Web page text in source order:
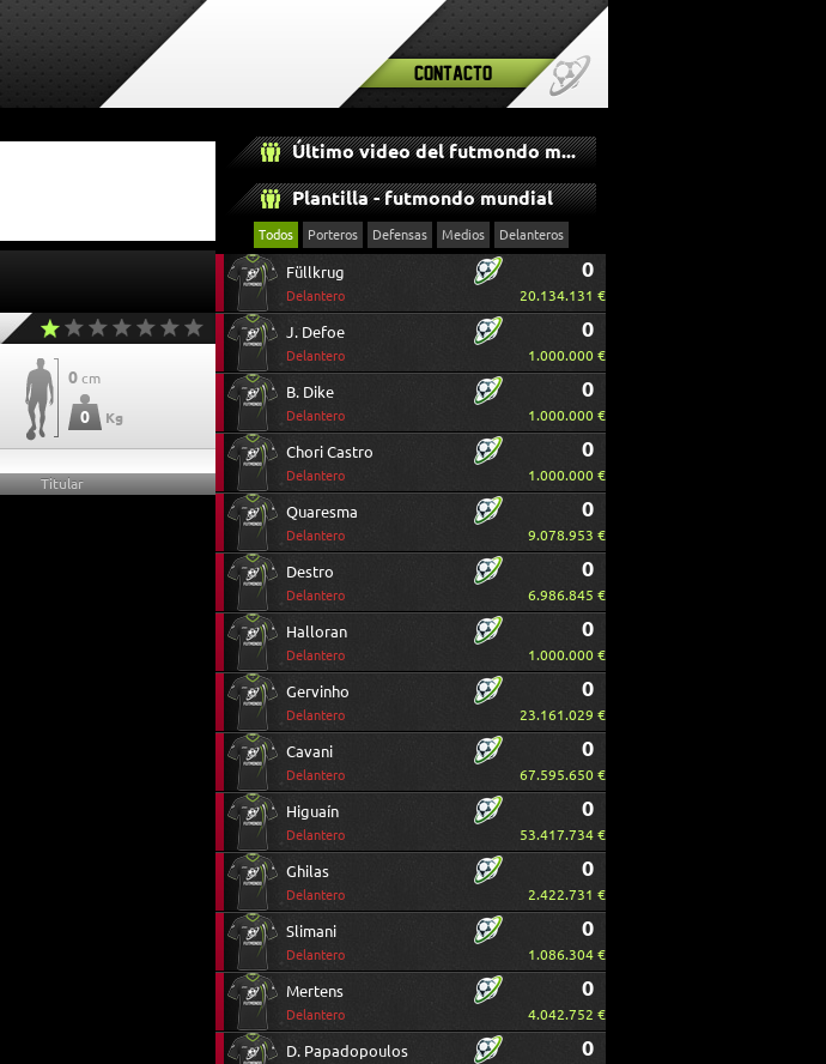
Contacto
0 cm
0 Kg
Titular
Último video del futmondo mundial
Plantilla - futmondo mundial
Todos Porteros Defensas Medios Delanteros
Füllkrug
Delantero
0
20.134.131 €
J. Defoe
Delantero
0
1.000.000 €
B. Dike
Delantero
0
1.000.000 €
Chori Castro
Delantero
0
1.000.000 €
Quaresma
Delantero
0
9.078.953 €
Destro
Delantero
0
6.986.845 €
Halloran
Delantero
0
1.000.000 €
Gervinho
Delantero
0
23.161.029 €
Cavani
Delantero
0
67.595.650 €
Higuaín
Delantero
0
53.417.734 €
Ghilas
Delantero
0
2.422.731 €
Slimani
Delantero
0
1.086.304 €
Mertens
Delantero
0
4.042.752 €
D. Papadopoulos 0